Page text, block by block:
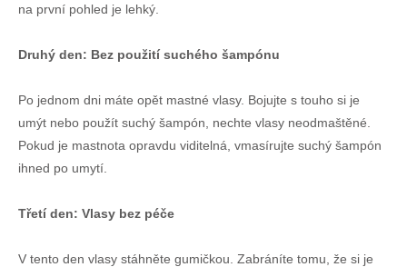
na první pohled je lehký.
Druhý den: Bez použití suchého šampónu
Po jednom dni máte opět mastné vlasy. Bojujte s touho si je
umýt nebo použít suchý šampón, nechte vlasy neodmaštěné.
Pokud je mastnota opravdu viditelná, vmasírujte suchý šampón
ihned po umytí.
Třetí den: Vlasy bez péče
V tento den vlasy stáhněte gumičkou. Zabráníte tomu, že si je